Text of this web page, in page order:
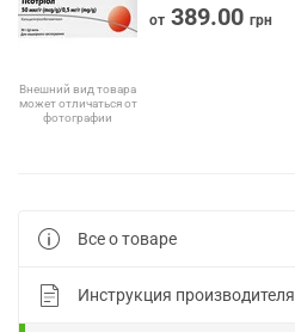
Внешний вид товара
может отличаться от
фотографии
от 389.00 грн
Все о товаре
Инструкция производителя